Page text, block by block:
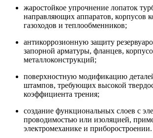
жаростойкое упрочнение лопаток
направляющих аппаратов, корпусов
газоходов и теплообменников;
антикоррозионную защиту
запорной арматуры, фланцев,
металлоконструкций;
поверхностную модификацию
штампов, требующих высокой
коэффициента трения;
создание функциональных слоев с
проводимостью или изоляцией,
электромеханике и приборостроении.